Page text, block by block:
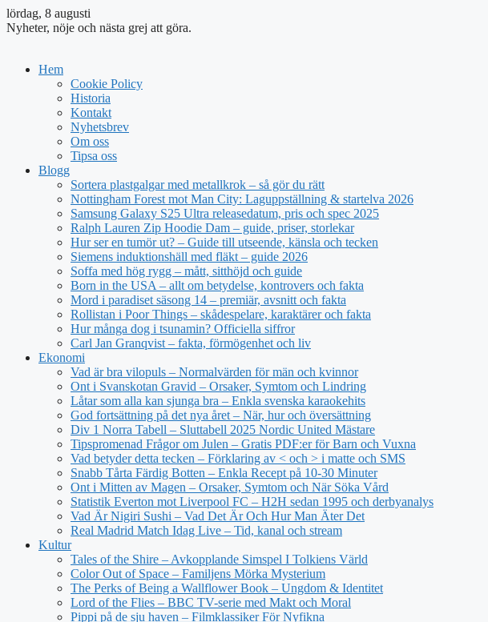
lördag, 8 augusti
Nyheter, nöje och nästa grej att göra.
Hem
Cookie Policy
Historia
Kontakt
Nyhetsbrev
Om oss
Tipsa oss
Blogg
Sortera plastgalgar med metallkrok – så gör du rätt
Nottingham Forest mot Man City: Laguppställning & startelva 2026
Samsung Galaxy S25 Ultra releasedatum, pris och spec 2025
Ralph Lauren Zip Hoodie Dam – guide, priser, storlekar
Hur ser en tumör ut? – Guide till utseende, känsla och tecken
Siemens induktionshäll med fläkt – guide 2026
Soffa med hög rygg – mått, sitthöjd och guide
Born in the USA – allt om betydelse, kontrovers och fakta
Mord i paradiset säsong 14 – premiär, avsnitt och fakta
Rollistan i Poor Things – skådespelare, karaktärer och fakta
Hur många dog i tsunamin? Officiella siffror
Carl Jan Granqvist – fakta, förmögenhet och liv
Ekonomi
Vad är bra vilopuls – Normalvärden för män och kvinnor
Ont i Svanskotan Gravid – Orsaker, Symtom och Lindring
Låtar som alla kan sjunga bra – Enkla svenska karaokehits
God fortsättning på det nya året – När, hur och översättning
Div 1 Norra Tabell – Sluttabell 2025 Nordic United Mästare
Tipspromenad Frågor om Julen – Gratis PDF:er för Barn och Vuxna
Vad betyder detta tecken – Förklaring av < och > i matte och SMS
Snabb Tårta Färdig Botten – Enkla Recept på 10-30 Minuter
Ont i Mitten av Magen – Orsaker, Symtom och När Söka Vård
Statistik Everton mot Liverpool FC – H2H sedan 1995 och derbyanalys
Vad Är Nigiri Sushi – Vad Det Är Och Hur Man Äter Det
Real Madrid Match Idag Live – Tid, kanal och stream
Kultur
Tales of the Shire – Avkopplande Simspel I Tolkiens Värld
Color Out of Space – Familjens Mörka Mysterium
The Perks of Being a Wallflower Book – Ungdom & Identitet
Lord of the Flies – BBC TV-serie med Makt och Moral
Pippi på de sju haven – Filmklassiker För Nyfikna